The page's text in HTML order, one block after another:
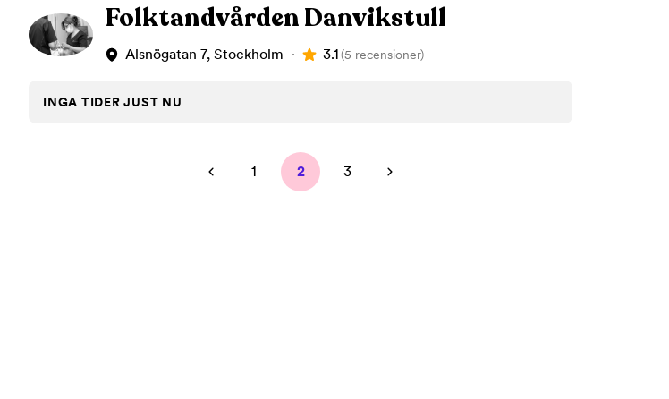
Folktandvården Danvikstull
Alsnögatan 7, Stockholm 3.1(5 recensioner)
INGA TIDER JUST NU
1 2 3